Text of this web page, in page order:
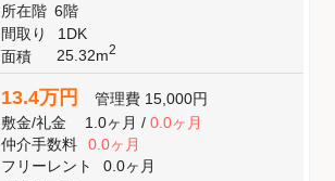
所在階 6階
間取り
1DK
面積
25.32m2
13.4万円 管理費 15,000円
敷金/礼金 1.0ヶ月/ 0.0ヶ月
仲介手数料
0.0ヶ月
フリーレント
0.0ヶ月